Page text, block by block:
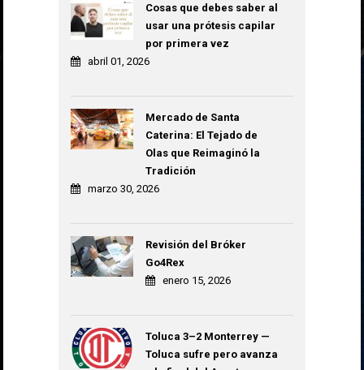
Cosas que debes saber al
usar una prótesis capilar
por primera vez
abril 01, 2026
Mercado de Santa
Caterina: El Tejado de
Olas que Reimaginó la
Tradición
marzo 30, 2026
Revisión del Bróker
Go4Rex
enero 15, 2026
Toluca 3–2 Monterrey —
Toluca sufre pero avanza